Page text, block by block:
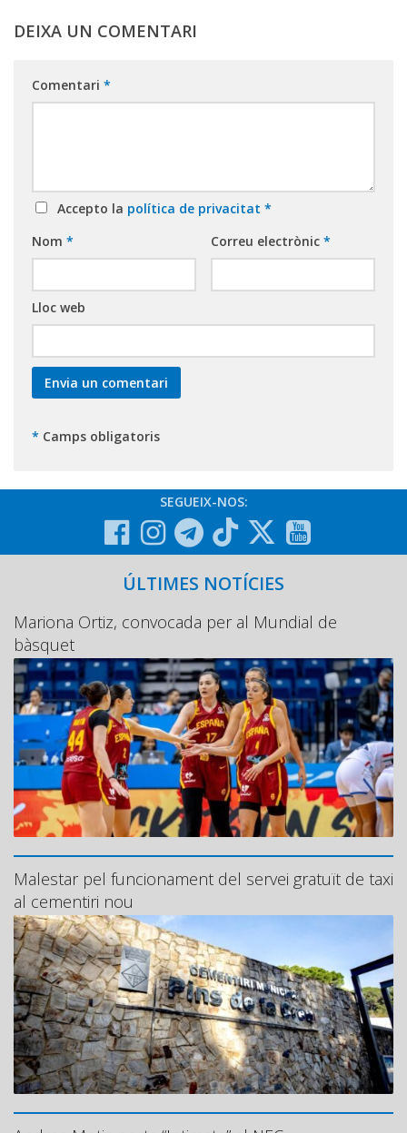
DEIXA UN COMENTARI
Comentari *
Accepto la política de privacitat *
Nom * Correu electrònic *
Lloc web
* Camps obligatoris
SEGUEIX-NOS:
ÚLTIMES NOTÍCIES
Mariona Ortiz, convocada per al Mundial de
bàsquet
Malestar pel funcionament del servei gratuït de taxi
al cementiri nou